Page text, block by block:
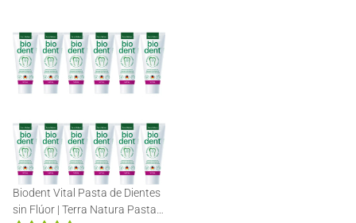
Biodent Vital Pasta de Dientes
sin Flúor | Terra Natura Pasta